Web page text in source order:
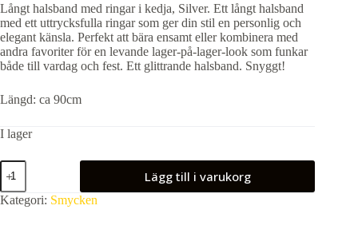
Långt halsband med ringar i kedja, Silver. Ett långt halsband
med ett uttrycksfulla ringar som ger din stil en personlig och
elegant känsla. Perfekt att bära ensamt eller kombinera med
andra favoriter för en levande lager-på-lager-look som funkar
både till vardag och fest. Ett glittrande halsband. Snyggt!
Längd: ca 90cm
I lager
Långt
halsband
med
ringar
Lägg till i varukorg
Kategori: Smycken